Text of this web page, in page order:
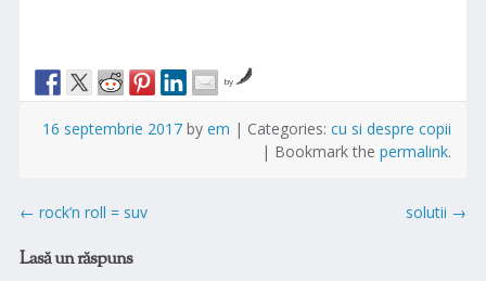
by
16 septembrie 2017 byem | Categories:cu si despre copii
| Bookmark thepermalink.
Post
navigation
← rock’n roll = suv solutii →
Lasă un răspuns